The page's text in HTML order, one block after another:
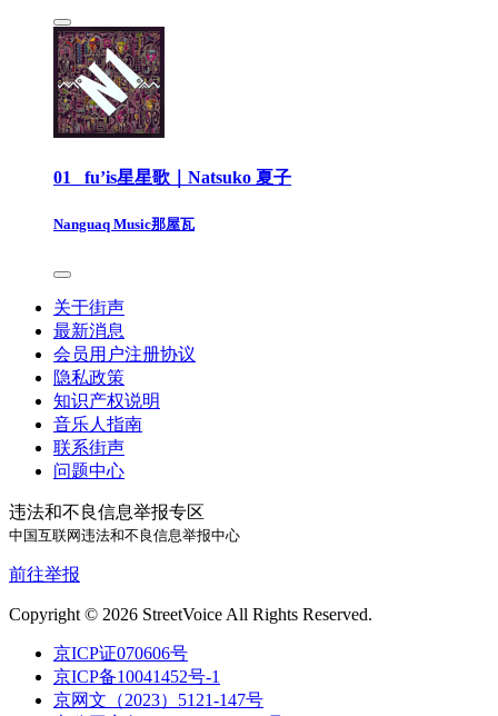
01_ fu’is星星歌｜Natsuko 夏子
Nanguaq Music那屋瓦
关于街声
最新消息
会员用户注册协议
隐私政策
知识产权说明
音乐人指南
联系街声
问题中心
违法和不良信息举报专区
中国互联网违法和不良信息举报中心
前往举报
Copyright © 2026 StreetVoice All Rights Reserved.
京ICP证070606号
京ICP备10041452号-1
京网文（2023）5121-147号